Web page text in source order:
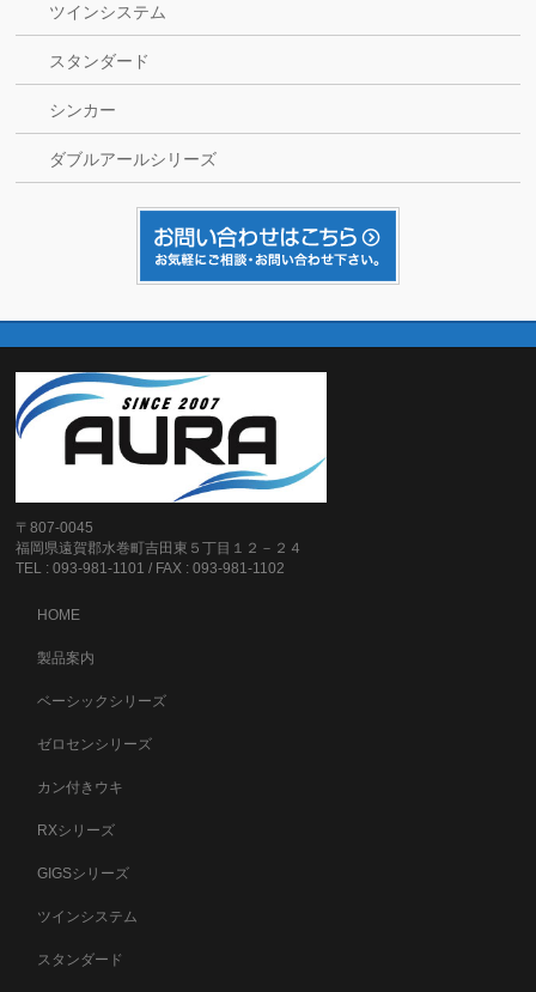
ツインシステム
スタンダード
シンカー
ダブルアールシリーズ
〒807-0045
福岡県遠賀郡水巻町吉田東５丁目１２－２４
TEL : 093-981-1101 / FAX : 093-981-1102
HOME
製品案内
ベーシックシリーズ
ゼロセンシリーズ
カン付きウキ
RXシリーズ
GIGSシリーズ
ツインシステム
スタンダード